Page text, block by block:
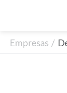
Empresas /